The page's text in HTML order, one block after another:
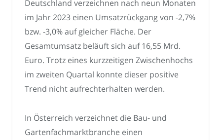
Deutschland verzeichnen nach neun Monaten
im Jahr 2023 einen Umsatzrückgang von -2,7%
bzw. -3,0% auf gleicher Fläche. Der
Gesamtumsatz beläuft sich auf 16,55 Mrd.
Euro. Trotz eines kurzzeitigen Zwischenhochs
im zweiten Quartal konnte dieser positive
Trend nicht aufrechterhalten werden.
In Österreich verzeichnet die Bau- und
Gartenfachmarktbranche einen